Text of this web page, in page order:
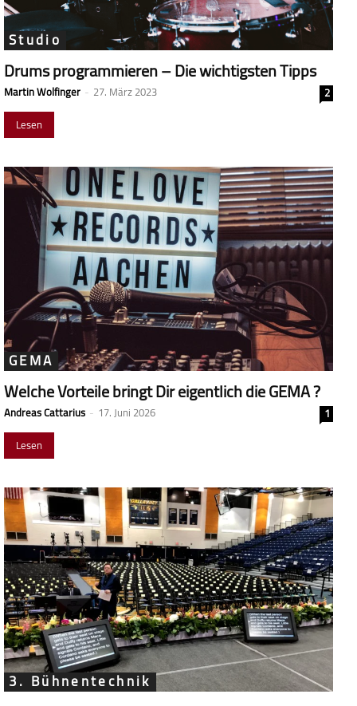
Studio
Drums programmieren – Die wichtigsten Tipps
Martin Wolfinger - 27. März 2023
2
Lesen
GEMA
Welche Vorteile bringt Dir eigentlich die GEMA ?
Andreas Cattarius - 17. Juni 2026
1
Lesen
3. Bühnentechnik